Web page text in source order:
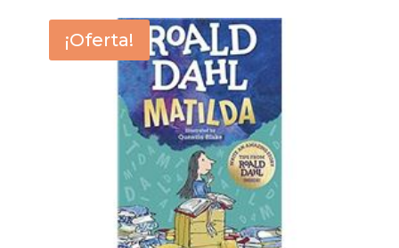
¡Oferta!